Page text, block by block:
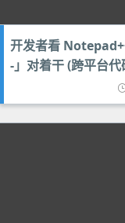
开发者看
-」对着干 (跨平台